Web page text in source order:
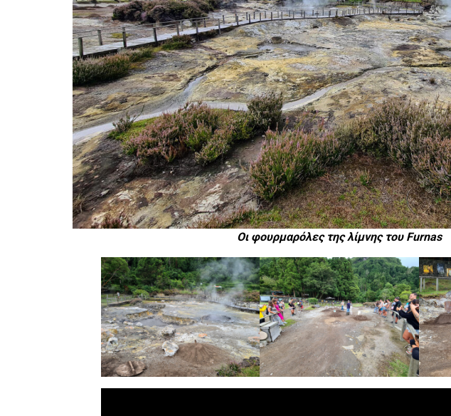
Οι φουρμαρόλες της λίμνης του Furnas